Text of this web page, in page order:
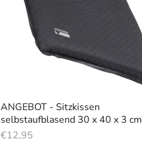
ANGEBOT - Sitzkissen
selbstaufblasend 30 x 40 x 3 cm
€12,95